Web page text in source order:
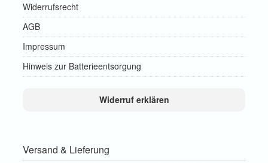
Widerrufsrecht
AGB
Impressum
Hinweis zur Batterieentsorgung
Widerruf erklären
Versand & Lieferung